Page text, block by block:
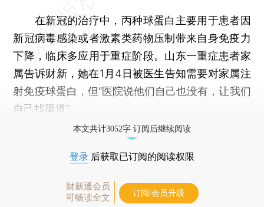
在新冠的治疗中，丙种球蛋白主要用于患者因
新冠病毒感染或者激素类药物压制带来自身免疫力
下降，临床多应用于重症阶段。山东一重症患者家
属告诉财新，她在1月4日被医生告知需要对家属注
射免疫球蛋白，但“医院说他们自己也没有，让我们
自己找渠道”。
本文共计3052字 订阅后继续阅读
登录 后获取已订阅的阅读权限
财新通会员
可畅读全文
订阅/会员升级